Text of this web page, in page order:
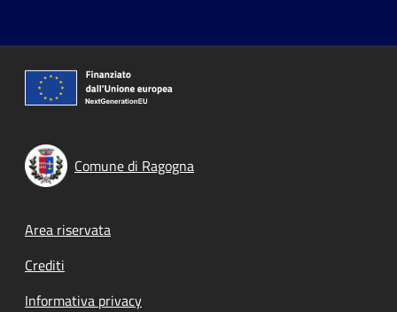
Comune di Ragogna
Footer menu
Area riservata
Crediti
Informativa privacy